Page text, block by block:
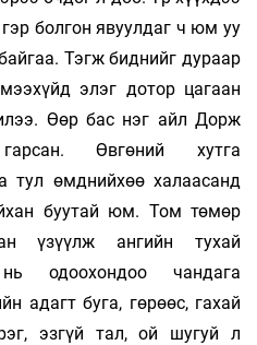
болгон явуулдаг ч юм уу
Тэгж биднийг дураар
элэг дотор цагаан
Өөр бас нэг айл Дорж
Өвгөний хутга
тул өмднийхөө халаасанд
буутай юм. Том төмөр
үзүүлж ангийн тухай
одоохондоо чандага
адагт буга, гөрөөс, гахай
эзгүй тал, ой шугуй л